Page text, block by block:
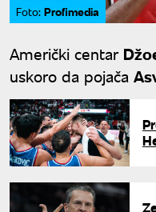
Foto: Profimedia
Američki centar
uskoro da pojača